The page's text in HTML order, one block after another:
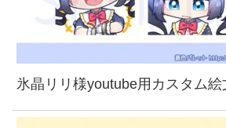
氷晶リリ様youtube用カスタム絵